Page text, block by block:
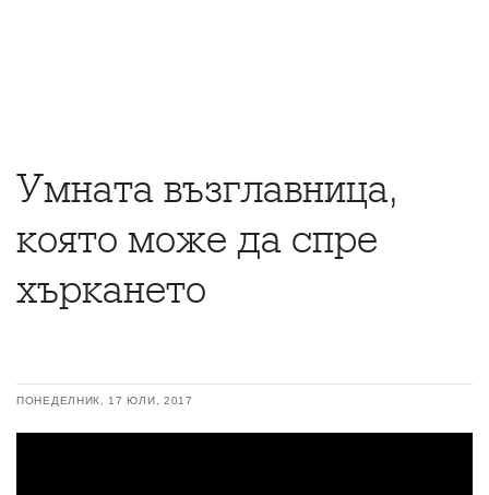
Умната възглавница,
която може да спре
хъркането
ПОНЕДЕЛНИК, 17 ЮЛИ, 2017